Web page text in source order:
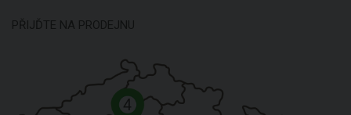
PŘIJĎTE NA PRODEJNU
4